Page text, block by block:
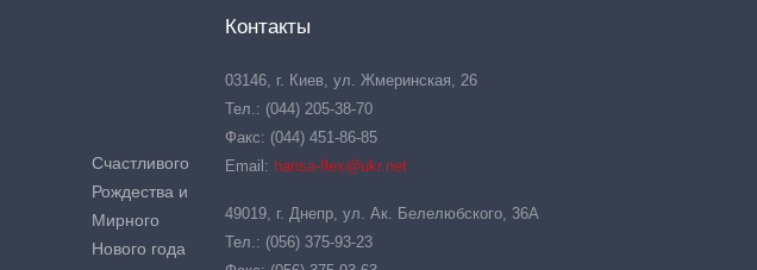
Счастливого
Рождества и
Мирного
Нового года
Контакты
03146, г. Киев, ул. Жмеринская, 26
Тел.: (044) 205-38-70
Факс: (044) 451-86-85
Email: hansa-flex@ukr.net
49019, г. Днепр, ул. Ак. Белелюбского, 36А
Тел.: (056) 375-93-23